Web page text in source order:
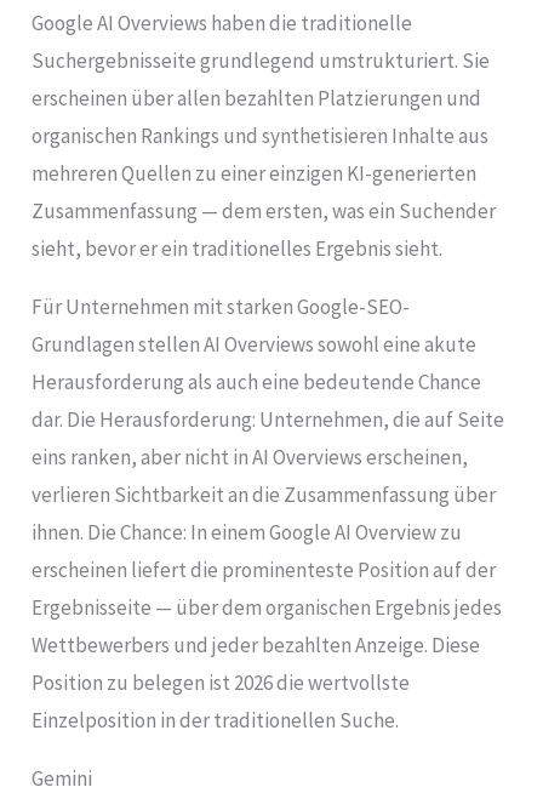
Google AI Overviews haben die traditionelle
Suchergebnisseite grundlegend umstrukturiert. Sie
erscheinen über allen bezahlten Platzierungen und
organischen Rankings und synthetisieren Inhalte aus
mehreren Quellen zu einer einzigen KI-generierten
Zusammenfassung — dem ersten, was ein Suchender
sieht, bevor er ein traditionelles Ergebnis sieht.
Für Unternehmen mit starken Google-SEO-
Grundlagen stellen AI Overviews sowohl eine akute
Herausforderung als auch eine bedeutende Chance
dar. Die Herausforderung: Unternehmen, die auf Seite
eins ranken, aber nicht in AI Overviews erscheinen,
verlieren Sichtbarkeit an die Zusammenfassung über
ihnen. Die Chance: In einem Google AI Overview zu
erscheinen liefert die prominenteste Position auf der
Ergebnisseite — über dem organischen Ergebnis jedes
Wettbewerbers und jeder bezahlten Anzeige. Diese
Position zu belegen ist 2026 die wertvollste
Einzelposition in der traditionellen Suche.
Gemini